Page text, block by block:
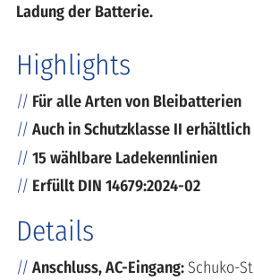
Ladung der Batterie.
Highlights
Für alle Arten von Bleibatterien
Auch in Schutzklasse II erhältlich
15 wählbare Ladekennlinien
Erfüllt DIN 14679:2024-02
Details
Anschluss, AC-Eingang:Schuko-